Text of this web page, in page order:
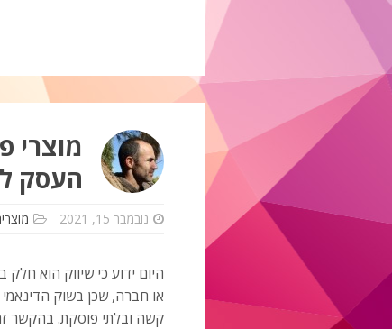
מוצרי
העסק
נובמבר 15, 2021
היום ידוע כי שיווק הוא
קשה ובלתי פוסקת. בהקשר